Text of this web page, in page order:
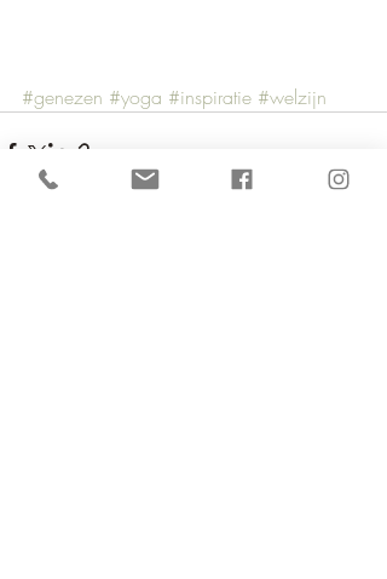
#genezen #yoga #inspiratie #welzijn